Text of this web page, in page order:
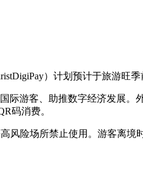
）计划预计于旅游旺
游客、助推数字经济发展
码消费。
风险场所禁止使用。游客离